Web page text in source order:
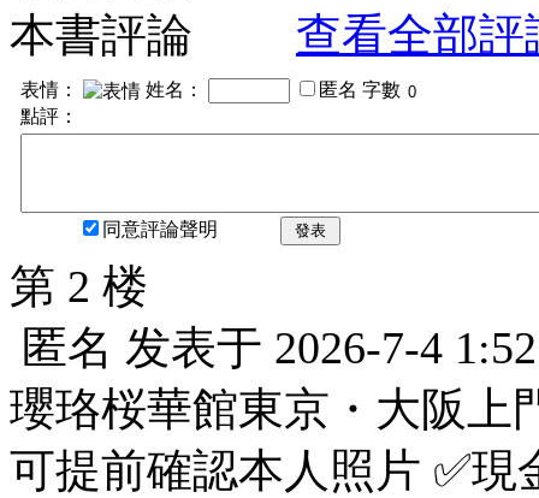
本書評論
查看全部評
表情： 姓名： 匿名 字數
點評：
同意評論聲明 發表
第 2 楼
匿名 发表于 2026-7-4
瓔珞桜華館東京・大阪上
可提前確認本人照片 ✅現